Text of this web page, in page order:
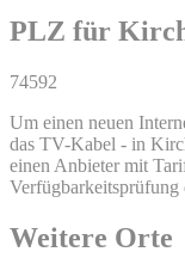
PLZ für
74592
Um einen neuen
das TV-Kabel - in
einen Anbieter mit
Verfügbarkeitsprüfung
Weitere Orte